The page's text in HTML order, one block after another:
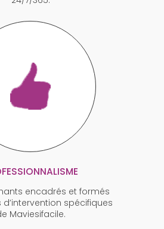
encadrés et formés
spécifiques
Maviesifacile.